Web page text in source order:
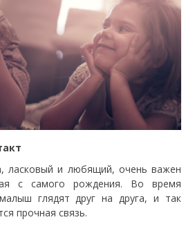
ласковый и любящий, очень важен
с самого рождения. Во время
глядят друг на друга, и так
прочная связь.